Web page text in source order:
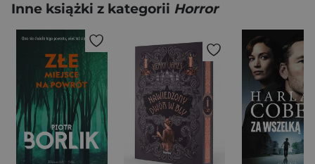
Inne książki z kategorii Horror